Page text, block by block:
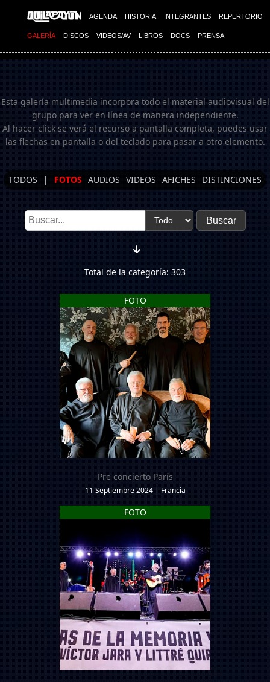
AGENDA HISTORIA INTEGRANTES REPERTORIO
GALERÍA DISCOS VIDEOS/AV LIBROS DOCS PRENSA
Imagen 03
Esta galería multimedia incorpora todo el material audiovisual del
grupo para ver en línea de manera independiente.
Al hacer click se verá el recurso a pantalla completa, puedes usar
las flechas en pantalla o del teclado para pasar a otro elemento.
TODOS | FOTOS AUDIOS VIDEOS AFICHES DISTINCIONES
Total de la categoría: 303
FOTO
Pre concierto París
11 Septiembre 2024| Francia
FOTO